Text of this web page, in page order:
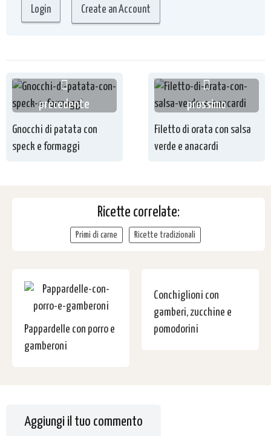
Create an Account
precedente
Gnocchi di patata con
speck e formaggi
prossimo
Filetto di orata con salsa
verde e anacardi
Ricette correlate:
Primi di carne Ricette tradizionali
Pappardelle con porro e
gamberoni
Conchiglioni con
gamberi, zucchine e
pomodorini
Aggiungi il tuo commento